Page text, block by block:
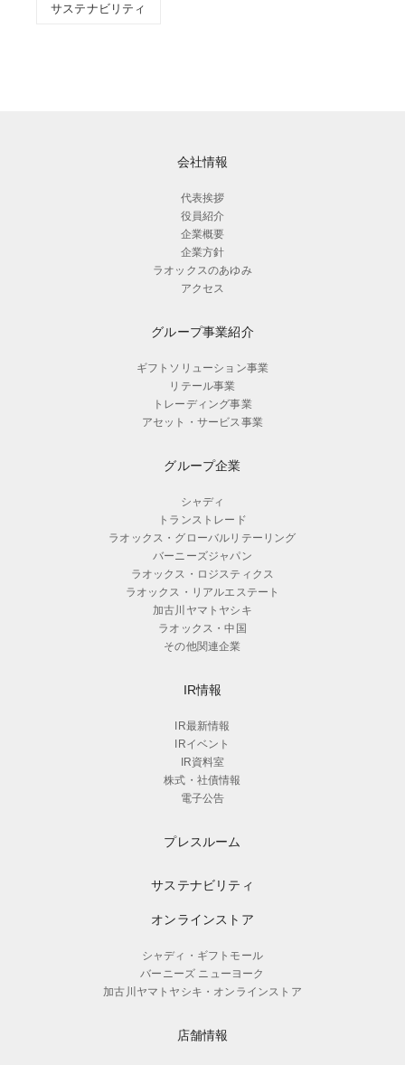
サステナビリティ
会社情報
代表挨拶
役員紹介
企業概要
企業方針
ラオックスのあゆみ
アクセス
グループ事業紹介
ギフトソリューション事業
リテール事業
トレーディング事業
アセット・サービス事業
グループ企業
シャディ
トランストレード
ラオックス・グローバルリテーリング
バーニーズジャパン
ラオックス・ロジスティクス
ラオックス・リアルエステート
加古川ヤマトヤシキ
ラオックス・中国
その他関連企業
IR情報
IR最新情報
IRイベント
IR資料室
株式・社債情報
電子公告
プレスルーム
サステナビリティ
オンラインストア
シャディ・ギフトモール
バーニーズ ニューヨーク
加古川ヤマトヤシキ・オンラインストア
店舗情報